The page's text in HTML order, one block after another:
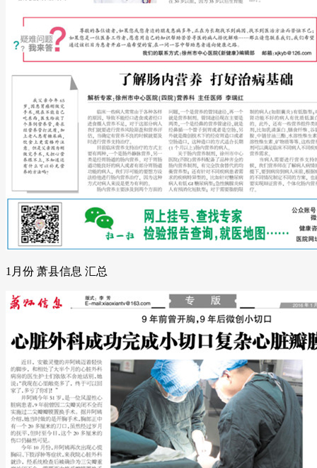
1月份 萧县信息 汇总